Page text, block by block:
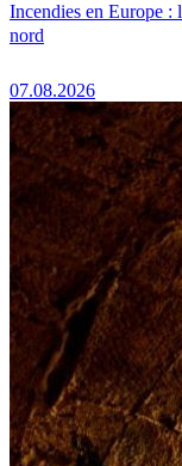
Incendies en Europe :
nord
07.08.2026